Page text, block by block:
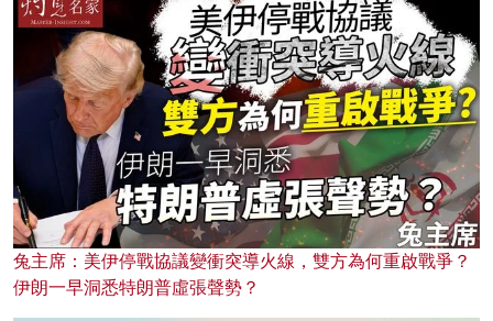
兔主席：美伊停戰協議變衝突導火線，雙方為何重啟戰爭？
伊朗一早洞悉特朗普虛張聲勢？